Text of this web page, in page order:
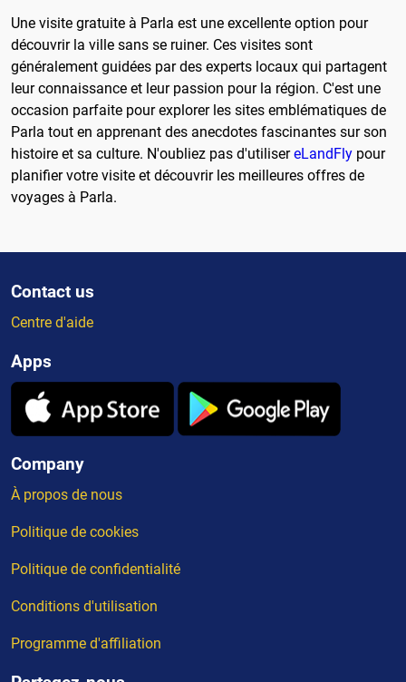
Une visite gratuite à Parla est une excellente option pour
découvrir la ville sans se ruiner. Ces visites sont
généralement guidées par des experts locaux qui partagent
leur connaissance et leur passion pour la région. C'est une
occasion parfaite pour explorer les sites emblématiques de
Parla tout en apprenant des anecdotes fascinantes sur son
histoire et sa culture. N'oubliez pas d'utilisereLandFly pour
planifier votre visite et découvrir les meilleures offres de
voyages à Parla.
Contact us
Centre d'aide
Apps
Company
À propos de nous
Politique de cookies
Politique de confidentialité
Conditions d'utilisation
Programme d'affiliation